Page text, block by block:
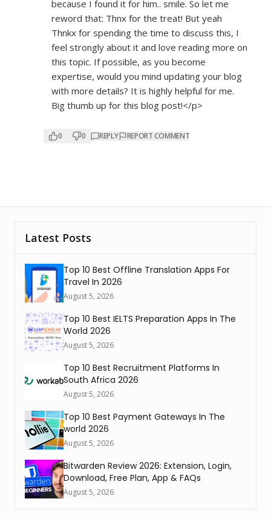
because I found it for him.. smile. So let me
reword that: Thnx for the treat! But yeah
Thnkx for spending the time to discuss this, I
feel strongly about it and love reading more on
this topic. If possible, as you become
expertise, would you mind updating your blog
with more details? It is highly helpful for me.
Big thumb up for this blog post!</p>
0 0 REPLY REPORT COMMENT
Latest Posts
Top 10 Best Offline Translation Apps For
Travel In 2026
August 5, 2026
Top 10 Best IELTS Preparation Apps In The
World 2026
August 5, 2026
Top 10 Best Recruitment Platforms In
South Africa 2026
August 5, 2026
Top 10 Best Payment Gateways In The
world 2026
August 5, 2026
Bitwarden Review 2026: Extension, Login,
Download, Free Plan, App & FAQs
August 5, 2026